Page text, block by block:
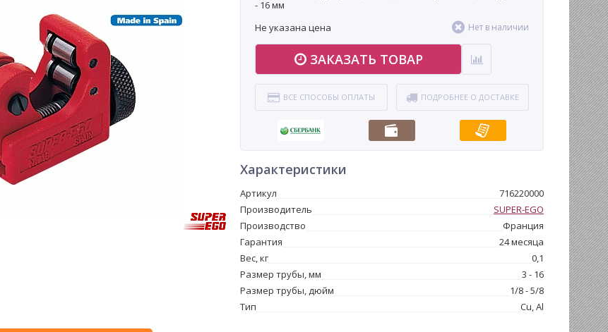
- 16 мм
Не указана цена
Нет в наличии
ЗАКАЗАТЬ ТОВАР
ВСЕ СПОСОБЫ ОПЛАТЫ ПОДРОБНЕЕ О ДОСТАВКЕ
Характеристики
Артикул
716220000
Производитель
SUPER-EGO
Производство
Франция
Гарантия
24 месяца
Вес, кг
0,1
Размер трубы, мм
3 - 16
Размер трубы, дюйм
1/8 - 5/8
Тип
Cu, Al